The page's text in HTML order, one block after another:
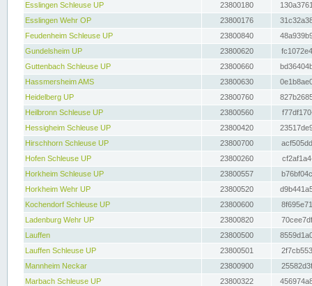
Esslingen Schleuse UP
23800180
Esslingen Wehr OP
23800176
Feudenheim Schleuse UP
23800840
Gundelsheim UP
23800620
Guttenbach Schleuse UP
23800660
Hassmersheim AMS
23800630
Heidelberg UP
23800760
Heilbronn Schleuse UP
23800560
Hessigheim Schleuse UP
23800420
Hirschhorn Schleuse UP
23800700
Hofen Schleuse UP
23800260
Horkheim Schleuse UP
23800557
Horkheim Wehr UP
23800520
Kochendorf Schleuse UP
23800600
Ladenburg Wehr UP
23800820
Lauffen
23800500
Lauffen Schleuse UP
23800501
Mannheim Neckar
23800900
Marbach Schleuse UP
23800322